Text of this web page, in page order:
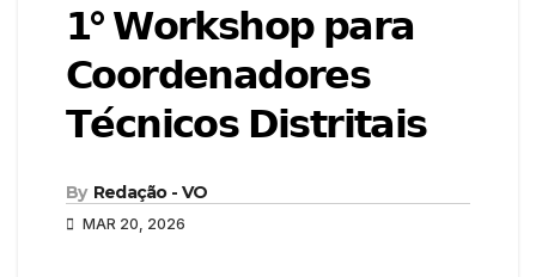
𝟭° 𝗪𝗼𝗿𝗸𝘀𝗵𝗼𝗽 𝗽𝗮𝗿𝗮
𝗖𝗼𝗼𝗿𝗱𝗲𝗻𝗮𝗱𝗼𝗿𝗲𝘀
𝗧𝗲́𝗰𝗻𝗶𝗰𝗼𝘀 𝗗𝗶𝘀𝘁𝗿𝗶𝘁𝗮𝗶𝘀
By Redação - VO
MAR 20, 2026